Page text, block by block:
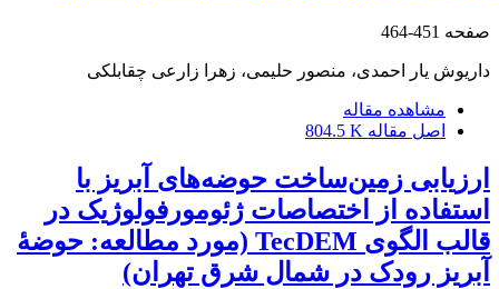
صفحه 451-464
داریوش یار احمدی، منصور حلیمی، زهرا زارعی چقابلکی‌
مشاهده مقاله
اصل مقاله 804.5 K
ارزیابی زمین‌ساخت حوضه‌های آبریز با
استفاده از اختصاصات ژئومورفولوژیک در
قالب الگوی TecDEM (مورد مطالعه: حوضۀ
آبریز رودک در شمال شرق تهران)